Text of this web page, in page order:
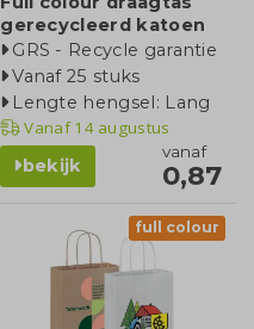
gerecycleerd katoen
GRS - Recycle garantie
Vanaf 25 stuks
Lengte hengsel: Lang
Vanaf14 augustus
bekijk
vanaf
0,87
full colour